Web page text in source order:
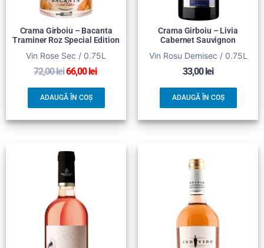
Crama Girboiu – Bacanta
Traminer Roz Special Edition
Vin Rose Sec / 0.75L
72,00lei66,00 lei
ADAUGĂ ÎN COȘ
Crama Girboiu – Livia
Cabernet Sauvignon
Vin Rosu Demisec / 0.75L
33,00 lei
ADAUGĂ ÎN COȘ